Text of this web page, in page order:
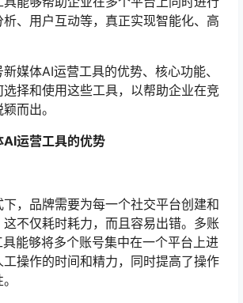
、用户互动等，真正实现智能化、高
媒体AI运营工具的优势、核心功能、
择和使用这些工具，以帮助企业在竞
而出。
运营工具的优势
，品牌需要为每一个社交平台创建和
不仅耗时耗力，而且容易出错。多账
能够将多个账号集中在一个平台上进
操作的时间和精力，同时提高了操作